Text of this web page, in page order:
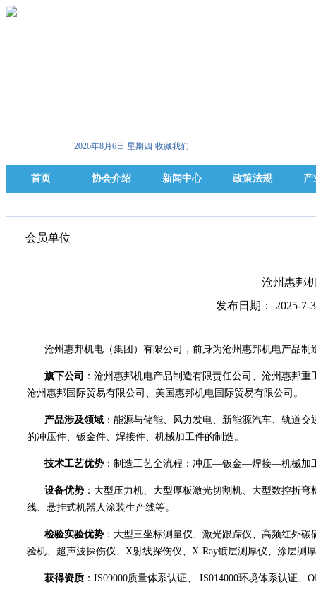
2026年8月6日 星期四 收藏我们
首页 协会介绍 新闻中心 政策法规 产
会员单位
沧州惠邦
发布日期： 2025-
沧州惠邦机电（集团）有限公司，前身为沧州惠邦机电产品
旗下公司
：沧州惠邦机电产品制造有限责任公司、沧州惠邦
沧州惠邦国际贸易有限公司、美国惠邦机电国际贸易有限公司。
产品涉及领域 ：能源与储能、风力发电、新能源汽车、轨道
的冲压件、钣金件、焊接件、机械加工件的制造。
技术工艺优势 ：制造工艺全流程：冲压—钣金—焊接—机械
设备优势 ：大型压力机、大型厚板激光切割机、大型数控折
线、悬挂式机器人涂装生产线等。
检验实验优势 ：大型三坐标测量仪、激光跟踪仪、高频红外
验机、超声波探伤仪、X射线探伤仪、X-Ray镀层测厚仪、涂层测
获得资质 ：IS09000质量体系认证、 IS014000环境体系认证